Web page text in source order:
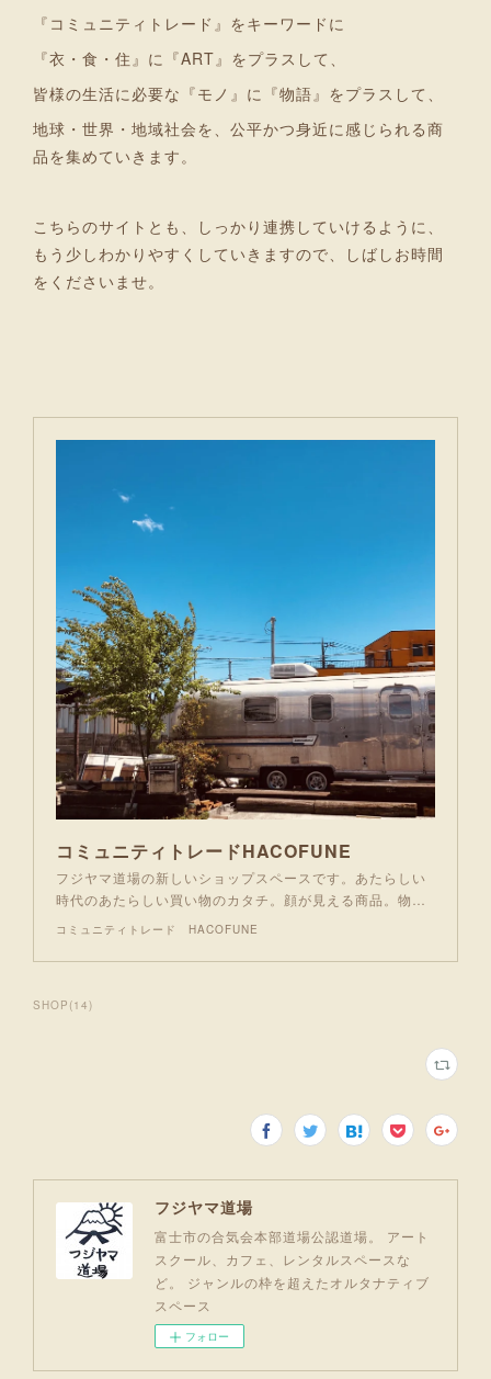
『コミュニティトレード』をキーワードに
『衣・食・住』に『ART』をプラスして、
皆様の生活に必要な『モノ』に『物語』をプラスして、
地球・世界・地域社会を、公平かつ身近に感じられる商
品を集めていきます。
こちらのサイトとも、しっかり連携していけるように、
もう少しわかりやすくしていきますので、しばしお時間
をくださいませ。
コミュニティトレードHACOFUNE
フジヤマ道場の新しいショップスペースです。あたらしい
時代のあたらしい買い物のカタチ。顔が見える商品。物…
コミュニティトレード HACOFUNE
SHOP (14)
フジヤマ道場
富士市の合気会本部道場公認道場。 アート
スクール、カフェ、レンタルスペースな
ど。 ジャンルの枠を超えたオルタナティブ
スペース
フォロー